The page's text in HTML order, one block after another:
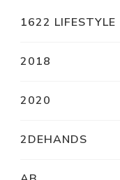
1622 LIFESTYLE
2018
2020
2DEHANDS